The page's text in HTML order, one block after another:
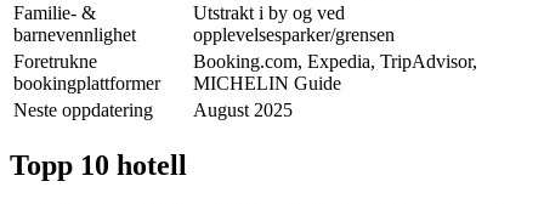
Familie- &
barnevennlighet
Utstrakt i by og ved
opplevelsesparker/grensen
Foretrukne
bookingplattformer
Booking.com, Expedia, TripAdvisor,
MICHELIN Guide
Neste oppdatering
August 2025
Topp 10 hotell